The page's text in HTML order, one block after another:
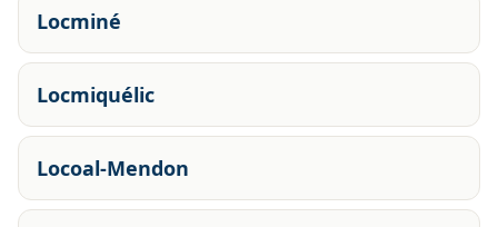
Locminé
Locmiquélic
Locoal-Mendon